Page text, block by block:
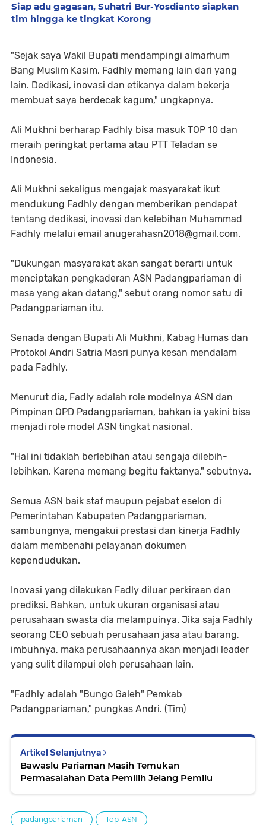
Siap adu gagasan, Suhatri Bur-Yosdianto siapkan
tim hingga ke tingkat Korong
"Sejak saya Wakil Bupati mendampingi almarhum
Bang Muslim Kasim, Fadhly memang lain dari yang
lain. Dedikasi, inovasi dan etikanya dalam bekerja
membuat saya berdecak kagum," ungkapnya.
Ali Mukhni berharap Fadhly bisa masuk TOP 10 dan
meraih peringkat pertama atau PTT Teladan se
Indonesia.
Ali Mukhni sekaligus mengajak masyarakat ikut
mendukung Fadhly dengan memberikan pendapat
tentang dedikasi, inovasi dan kelebihan Muhammad
Fadhly melalui email anugerahasn2018@gmail.com.
"Dukungan masyarakat akan sangat berarti untuk
menciptakan pengkaderan ASN Padangpariaman di
masa yang akan datang," sebut orang nomor satu di
Padangpariaman itu.
Senada dengan Bupati Ali Mukhni, Kabag Humas dan
Protokol Andri Satria Masri punya kesan mendalam
pada Fadhly.
Menurut dia, Fadly adalah role modelnya ASN dan
Pimpinan OPD Padangpariaman, bahkan ia yakini bisa
menjadi role model ASN tingkat nasional.
"Hal ini tidaklah berlebihan atau sengaja dilebih-
lebihkan. Karena memang begitu faktanya," sebutnya.
Semua ASN baik staf maupun pejabat eselon di
Pemerintahan Kabupaten Padangpariaman,
sambungnya, mengakui prestasi dan kinerja Fadhly
dalam membenahi pelayanan dokumen
kependudukan.
Inovasi yang dilakukan Fadly diluar perkiraan dan
prediksi. Bahkan, untuk ukuran organisasi atau
perusahaan swasta dia melampuinya. Jika saja Fadhly
seorang CEO sebuah perusahaan jasa atau barang,
imbuhnya, maka perusahaannya akan menjadi leader
yang sulit dilampui oleh perusahaan lain.
"Fadhly adalah "Bungo Galeh" Pemkab
Padangpariaman," pungkas Andri. (Tim)
Artikel Selanjutnya
Bawaslu Pariaman Masih Temukan
Permasalahan Data Pemilih Jelang Pemilu
padangpariaman Top-ASN